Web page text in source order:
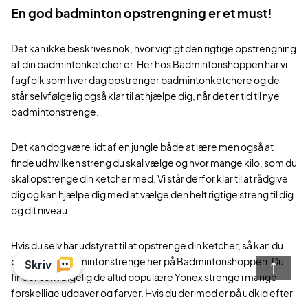
En god badminton opstrengning er et must!
Det kan ikke beskrives nok, hvor vigtigt den rigtige opstrengning
af din badmintonketcher er. Her hos Badmintonshoppen har vi
fagfolk som hver dag opstrenger badmintonketchere og de
står selvfølgelig også klar til at hjælpe dig, når det er tid til nye
badmintonstrenge.
Det kan dog være lidt af en jungle både at lære men også at
finde ud hvilken streng du skal vælge og hvor mange kilo, som du
skal opstrenge din ketcher med. Vi står derfor klar til at rådgive
dig og kan hjælpe dig med at vælge den helt rigtige streng til dig
og dit niveau.
Hvis du selv har udstyret til at opstrenge din ketcher, så kan du
også købe badmintonstrenge her på Badmintonshoppen. Du
finder selvfølgelig de altid populære Yonex strenge i mange
forskellige udgaver og farver. Hvis du derimod er på udkig efter